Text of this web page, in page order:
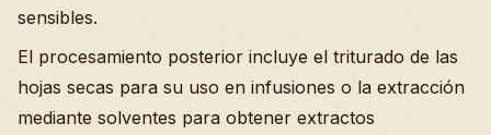
sensibles.
El procesamiento posterior incluye el triturado de las
hojas secas para su uso en infusiones o la extracción
mediante solventes para obtener extractos